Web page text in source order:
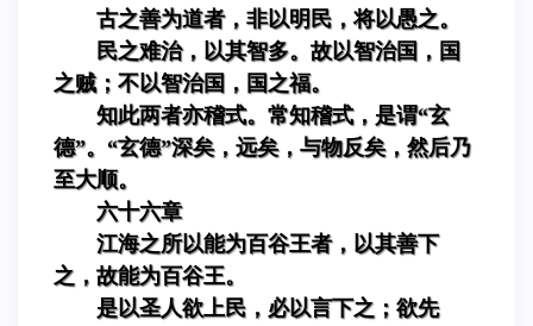
古之善为道者，非以明民，将以愚之。
民之难治，以其智多。故以智治国，国
之贼；不以智治国，国之福。
知此两者亦稽式。常知稽式，是谓“玄
德”。“玄德”深矣，远矣，与物反矣，然后乃
至大顺。
六十六章
江海之所以能为百谷王者，以其善下
之，故能为百谷王。
是以圣人欲上民，必以言下之；欲先